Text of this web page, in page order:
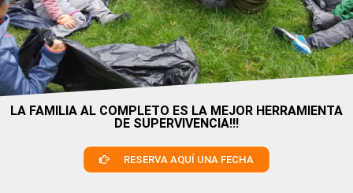
LA FAMILIA AL COMPLETO ES LA MEJOR HERRAMIENTA
DE SUPERVIVENCIA!!!
RESERVA AQUÍ UNA FECHA